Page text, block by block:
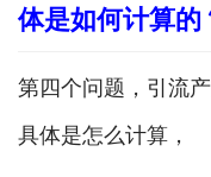
体是如何计算的
第四个问题，引流
具体是怎么计算，